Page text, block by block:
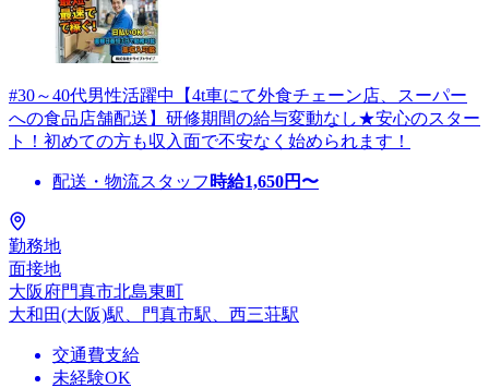
#30～40代男性活躍中【4t車にて外食チェーン店、スーパー
への食品店舗配送】研修期間の給与変動なし★安心のスター
ト！初めての方も収入面で不安なく始められます！
配送・物流スタッフ 時給1,650円〜
勤務地
面接地
大阪府門真市北島東町
大和田(大阪)駅、門真市駅、西三荘駅
交通費支給
未経験OK